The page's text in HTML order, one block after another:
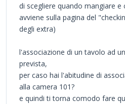
di scegliere quando mangiare e
avviene sulla pagina del
degli extra)
l'associazione di un tavolo ad
prevista,
per caso hai l'abitudine di
alla camera 101?
e quindi ti torna comodo fare